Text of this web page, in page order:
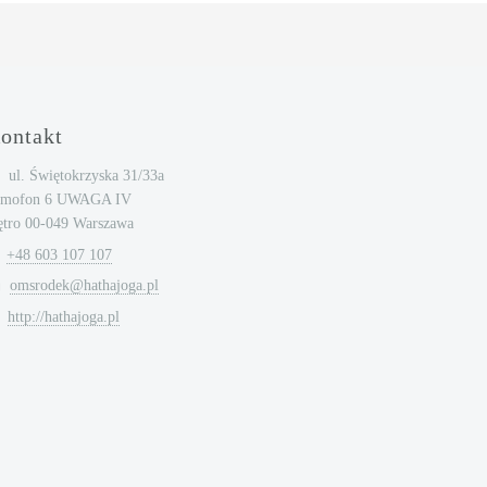
ul. Świętokrzyska 31/33a
6 UWAGA IV
00-049 Warszawa
+48 603 107 107
omsrodek@hathajoga.pl
http://hathajoga.pl